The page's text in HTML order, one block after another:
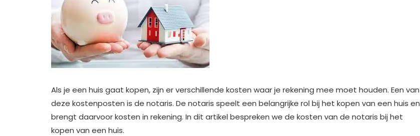
Als je een huis gaat kopen, zijn er verschillende kosten waar je rekening mee moet houden. Een van
deze kostenposten is de notaris. De notaris speelt een belangrijke rol bij het kopen van een huis en
brengt daarvoor kosten in rekening. In dit artikel bespreken we de kosten van de notaris bij het
kopen van een huis.